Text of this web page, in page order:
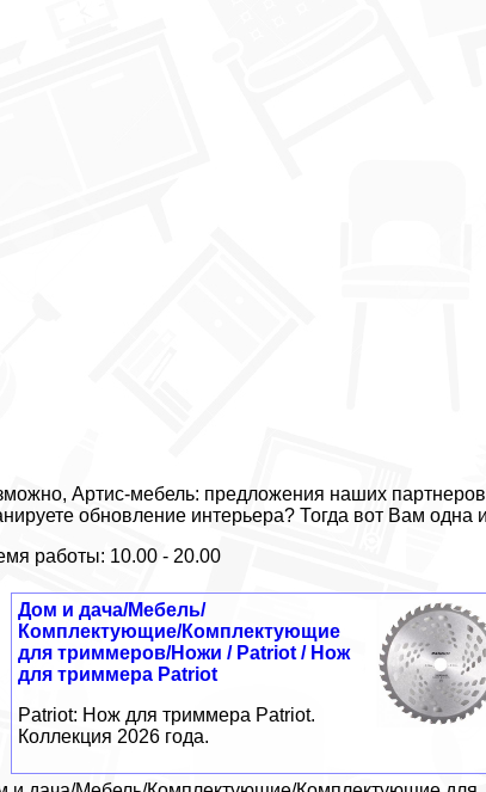
Артис-мебель: предложения наших
обновление интерьера? Тогда вот Вам
работы: 10.00 - 20.00
Дом и дача/Мебель/
Комплектующие/Комплектующие
для триммеров/Ножи / Patriot / Нож
для триммера Patriot
Patriot: Нож для триммера Patriot.
Коллекция 2026 года.